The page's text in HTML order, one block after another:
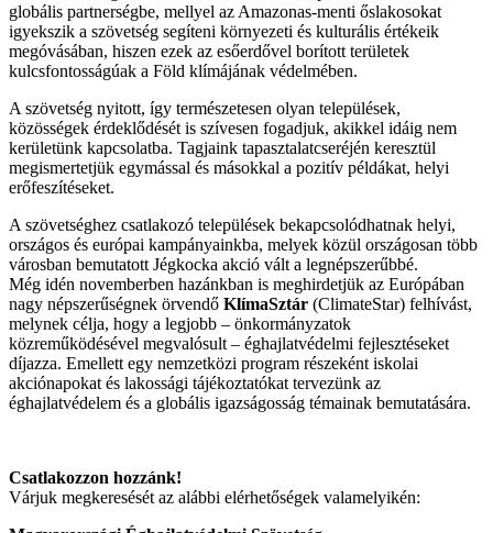
globális partnerségbe, mellyel az Amazonas-menti őslakosokat
igyekszik a szövetség segíteni környezeti és kulturális értékeik
megóvásában, hiszen ezek az esőerdővel borított területek
kulcsfontosságúak a Föld klímájának védelmében.
A szövetség nyitott, így természetesen olyan települések,
közösségek érdeklődését is szívesen fogadjuk, akikkel idáig nem
kerületünk kapcsolatba. Tagjaink tapasztalatcseréjén keresztül
megismertetjük egymással és másokkal a pozitív példákat, helyi
erőfeszítéseket.
A szövetséghez csatlakozó települések bekapcsolódhatnak helyi,
országos és európai kampányainkba, melyek közül országosan több
városban bemutatott Jégkocka akció vált a legnépszerűbbé.
Még idén novemberben hazánkban is meghirdetjük az Európában
nagy népszerűségnek örvendő KlímaSztár (ClimateStar) felhívást,
melynek célja, hogy a legjobb – önkormányzatok
közreműködésével megvalósult – éghajlatvédelmi fejlesztéseket
díjazza. Emellett egy nemzetközi program részeként iskolai
akciónapokat és lakossági tájékoztatókat tervezünk az
éghajlatvédelem és a globális igazságosság témainak bemutatására.
Csatlakozzon hozzánk!
Várjuk megkeresését az alábbi elérhetőségek valamelyikén: